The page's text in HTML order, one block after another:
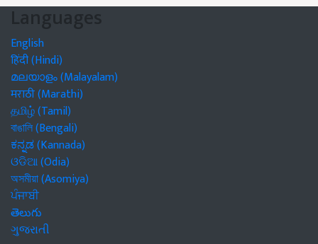
Languages
English
हिंदी (Hindi)
മലയാളം (Malayalam)
मराठी (Marathi)
தமிழ் (Tamil)
বাঙালি (Bengali)
ಕನ್ನಡ (Kannada)
ଓଡିଆ (Odia)
অসমীয়া (Asomiya)
ਪੰਜਾਬੀ
తెలుగు
ગુજરાતી